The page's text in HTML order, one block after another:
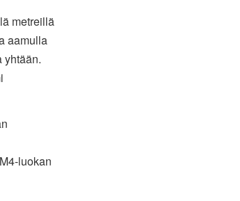
metreillä
aamulla
yhtään.
luokan